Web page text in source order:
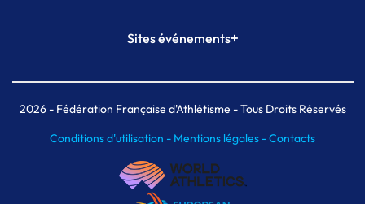
Plateforme Formation
Sites événements+
Meeting de Paris indoor
MAIF Ekiden de Paris
2026- Fédération Française d'Athlétisme - Tous Droits Réservés
Conditions d'utilisation - Mentions légales -Contacts